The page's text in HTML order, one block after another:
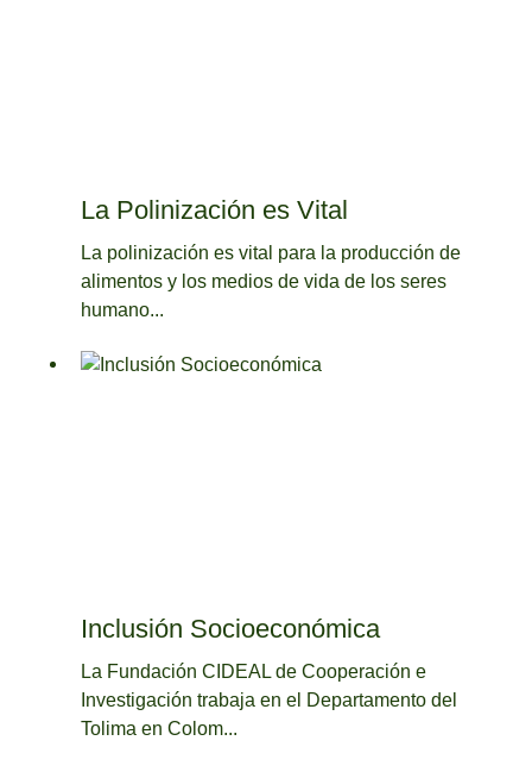
La Polinización es Vital
La polinización es vital para la producción de
alimentos y los medios de vida de los seres
humano...
Inclusión Socioeconómica
La Fundación CIDEAL de Cooperación e
Investigación trabaja en el Departamento del
Tolima en Colom...